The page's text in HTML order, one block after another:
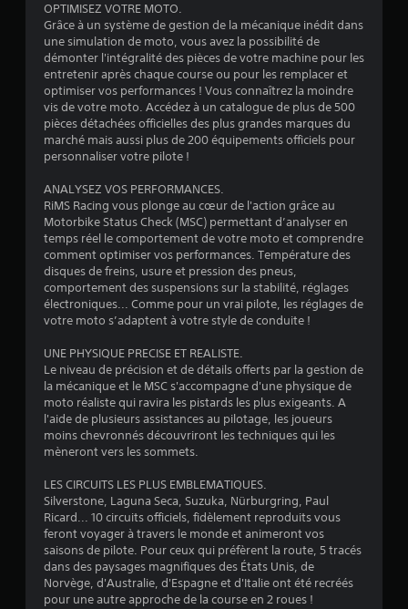
s
OPTIMISEZ VOTRE MOTO.
Grâce à un système de gestion de la mécanique inédit dans
une simulation de moto, vous avez la possibilité de
démonter l'intégralité des pièces de votre machine pour les
entretenir après chaque course ou pour les remplacer et
optimiser vos performances ! Vous connaîtrez la moindre
vis de votre moto. Accédez à un catalogue de plus de 500
pièces détachées officielles des plus grandes marques du
marché mais aussi plus de 200 équipements officiels pour
personnaliser votre pilote !
ANALYSEZ VOS PERFORMANCES.
RiMS Racing vous plonge au cœur de l'action grâce au
Motorbike Status Check (MSC) permettant d’analyser en
temps réel le comportement de votre moto et comprendre
comment optimiser vos performances. Température des
disques de freins, usure et pression des pneus,
comportement des suspensions sur la stabilité, réglages
électroniques... Comme pour un vrai pilote, les réglages de
votre moto s’adaptent à votre style de conduite !
UNE PHYSIQUE PRECISE ET REALISTE.
Le niveau de précision et de détails offerts par la gestion de
la mécanique et le MSC s'accompagne d'une physique de
moto réaliste qui ravira les pistards les plus exigeants. A
l'aide de plusieurs assistances au pilotage, les joueurs
moins chevronnés découvriront les techniques qui les
mèneront vers les sommets.
LES CIRCUITS LES PLUS EMBLEMATIQUES.
Silverstone, Laguna Seca, Suzuka, Nürburgring, Paul
Ricard... 10 circuits officiels, fidèlement reproduits vous
feront voyager à travers le monde et animeront vos
saisons de pilote. Pour ceux qui préfèrent la route, 5 tracés
dans des paysages magnifiques des États Unis, de
Norvège, d'Australie, d'Espagne et d'Italie ont été recréés
pour une autre approche de la course en 2 roues !